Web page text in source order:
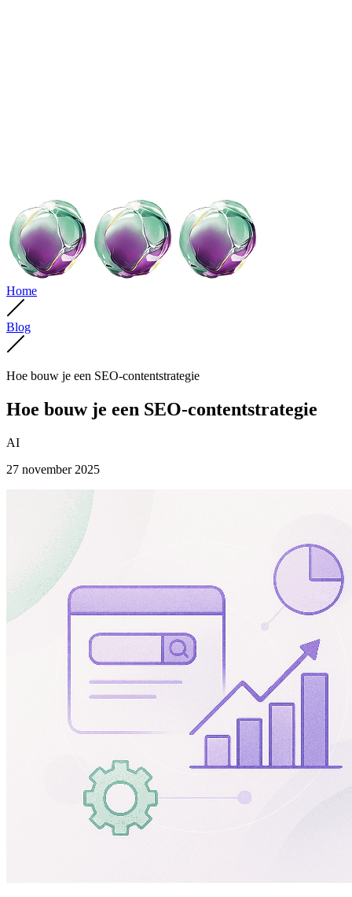
Home
Blog
Hoe bouw je een SEO-contentstrategie
Hoe bouw je een SEO-contentstrategie
AI
27 november 2025